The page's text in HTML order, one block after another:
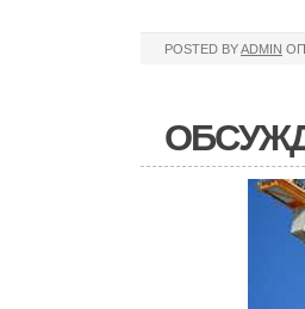
POSTED BYADMIN